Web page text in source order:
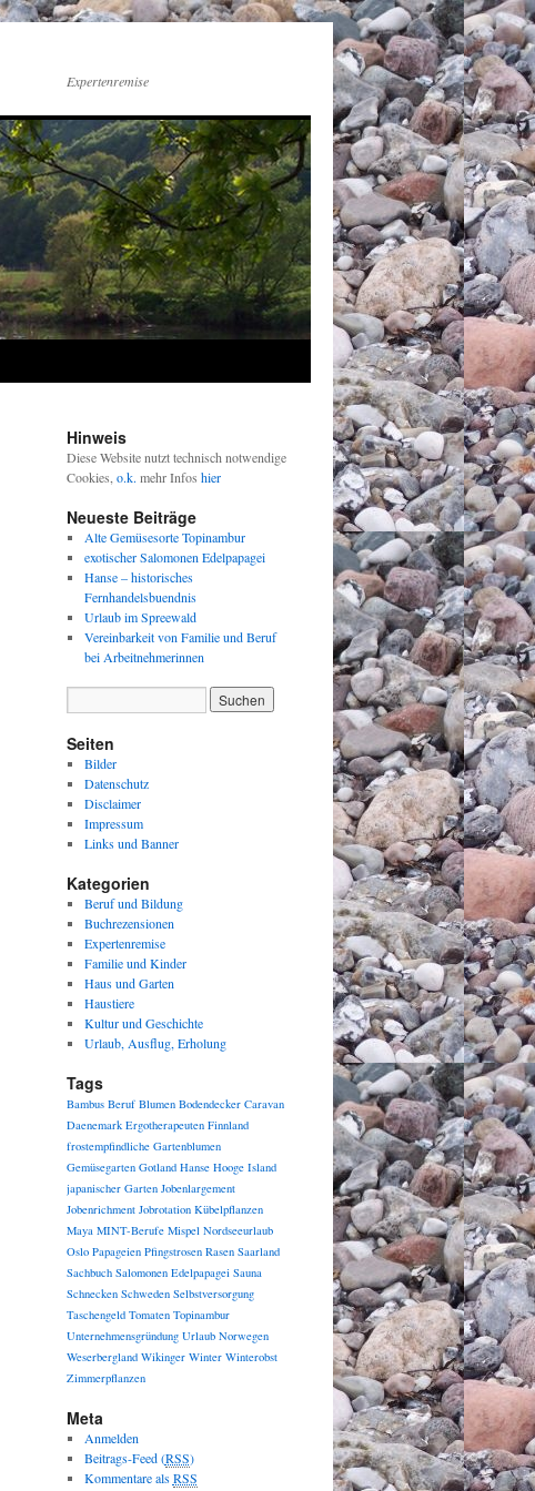
Expertenremise
Hinweis
Diese Website nutzt technisch notwendige
Cookies, o.k. mehr Infos hier
Neueste Beiträge
Alte Gemüsesorte Topinambur
exotischer Salomonen Edelpapagei
Hanse – historisches
Fernhandelsbuendnis
Urlaub im Spreewald
Vereinbarkeit von Familie und Beruf
bei Arbeitnehmerinnen
Seiten
Bilder
Datenschutz
Disclaimer
Impressum
Links und Banner
Kategorien
Beruf und Bildung
Buchrezensionen
Expertenremise
Familie und Kinder
Haus und Garten
Haustiere
Kultur und Geschichte
Urlaub, Ausflug, Erholung
Tags
Bambus Beruf Blumen Bodendecker Caravan
Daenemark Ergotherapeuten Finnland
frostempfindliche Gartenblumen
Gemüsegarten Gotland Hanse Hooge Island
japanischer Garten Jobenlargement
Jobenrichment Jobrotation Kübelpflanzen
Maya MINT-Berufe Mispel Nordseeurlaub
Oslo Papageien Pfingstrosen Rasen Saarland
Sachbuch Salomonen Edelpapagei Sauna
Schnecken Schweden Selbstversorgung
Taschengeld Tomaten Topinambur
Unternehmensgründung Urlaub Norwegen
Weserbergland Wikinger Winter Winterobst
Zimmerpflanzen
Meta
Anmelden
Beitrags-Feed (RSS)
Kommentare alsRSS